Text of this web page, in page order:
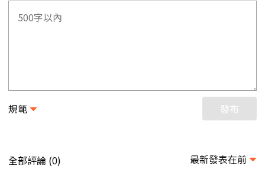
規範 發布
全部評論 (0) 最新發表在前